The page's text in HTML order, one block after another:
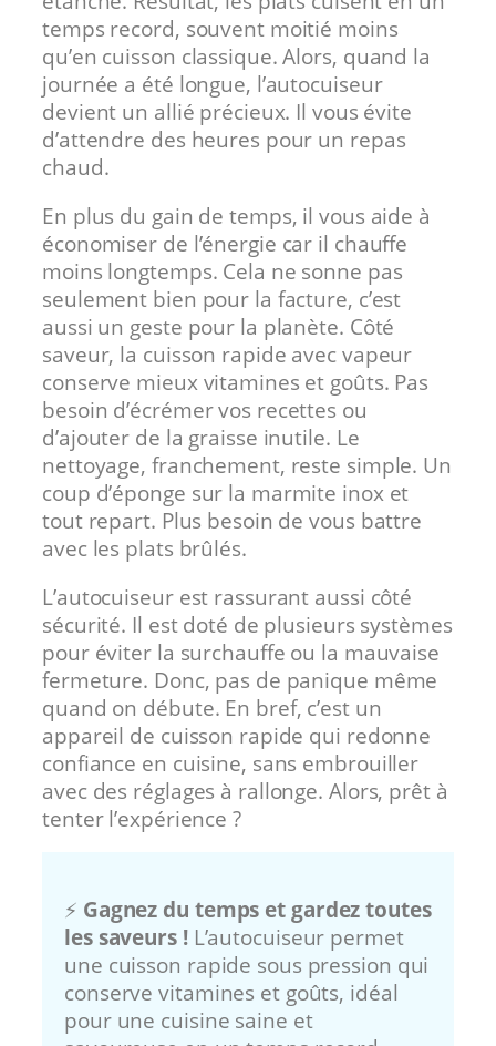
temps record, souvent moitié moins
qu’en cuisson classique. Alors, quand la
journée a été longue, l’autocuiseur
devient un allié précieux. Il vous évite
d’attendre des heures pour un repas
chaud.
En plus du gain de temps, il vous aide à
économiser de l’énergie car il chauffe
moins longtemps. Cela ne sonne pas
seulement bien pour la facture, c’est
aussi un geste pour la planète. Côté
saveur, la cuisson rapide avec vapeur
conserve mieux vitamines et goûts. Pas
besoin d’écrémer vos recettes ou
d’ajouter de la graisse inutile. Le
nettoyage, franchement, reste simple. Un
coup d’éponge sur la marmite inox et
tout repart. Plus besoin de vous battre
avec les plats brûlés.
L’autocuiseur est rassurant aussi côté
sécurité. Il est doté de plusieurs systèmes
pour éviter la surchauffe ou la mauvaise
fermeture. Donc, pas de panique même
quand on débute. En bref, c’est un
appareil de cuisson rapide qui redonne
confiance en cuisine, sans embrouiller
avec des réglages à rallonge. Alors, prêt à
tenter l’expérience ?
⚡ Gagnez du temps et gardez toutes
les saveurs !L’autocuiseur permet
une cuisson rapide sous pression qui
conserve vitamines et goûts, idéal
pour une cuisine saine et